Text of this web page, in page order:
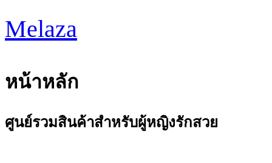
to
content
Melaza
หน้าหลัก
ศูนย์รวมสินค้าสำหรับผู้หญิงรักสวย